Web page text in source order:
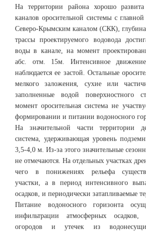
На территории района хорошо развита
каналов оросительной системы с
Северо-Крымским каналом (СКК), глубина
трассы проектируемого водовода
воды в канале, на момент
абс. отм. 15м. Интенсивное движение
наблюдается ее застой. Остальные
мелкого заложения, сухие или
заполненные водой поверхностного
момент оросительная система не
формировании и питании водоносного
На значительной части территории
система, удерживающая уровень
3,5-4,0 м. Из-за этого значительные
не отмечаются. На отдельных участках
чего в понижениях рельефа
участки, а в период интенсивного
осадков, и периодически затапливаемые
Питание водоносного горизонта
инфильтрации атмосферных
огородов и утечек из